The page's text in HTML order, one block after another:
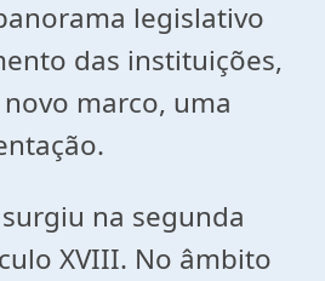
legislativo
das instituições,
marco, uma
na segunda
XVIII. No âmbito